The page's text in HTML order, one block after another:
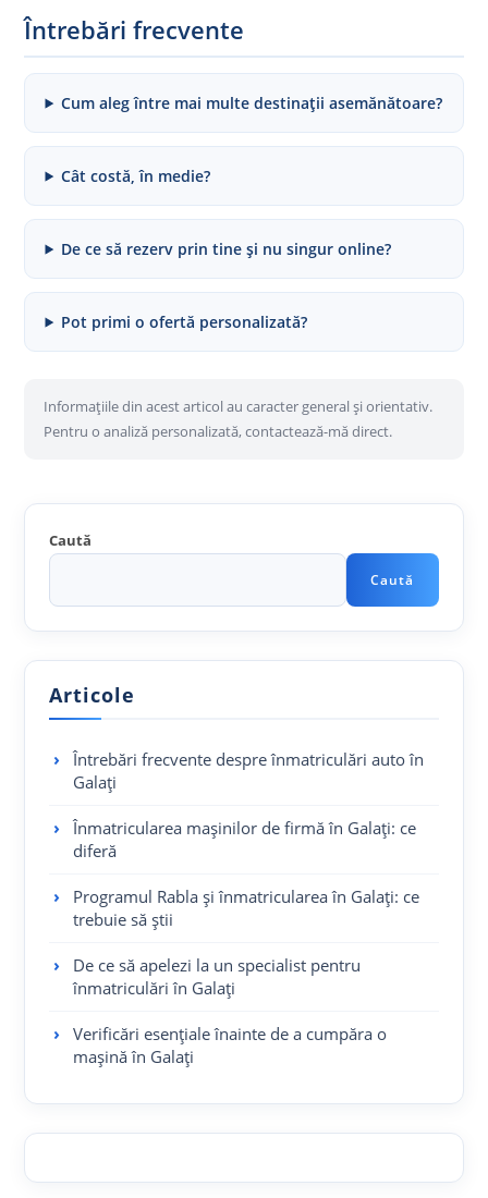
Întrebări frecvente
Cum aleg între mai multe destinații asemănătoare?
Cât costă, în medie?
De ce să rezerv prin tine și nu singur online?
Pot primi o ofertă personalizată?
Informațiile din acest articol au caracter general și orientativ.
Pentru o analiză personalizată, contactează-mă direct.
Caută
Caută
Articole
Întrebări frecvente despre înmatriculări auto în
Galați
Înmatricularea mașinilor de firmă în Galați: ce
diferă
Programul Rabla și înmatricularea în Galați: ce
trebuie să știi
De ce să apelezi la un specialist pentru
înmatriculări în Galați
Verificări esențiale înainte de a cumpăra o
mașină în Galați